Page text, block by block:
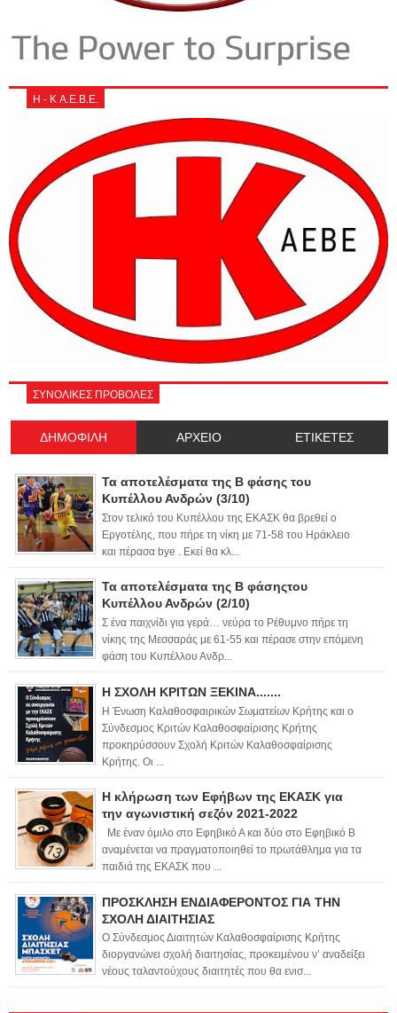
Η - Κ Α.Ε.Β.Ε.
ΣΥΝΟΛΙΚΕΣ ΠΡΟΒΟΛΕΣ
ΔΗΜΟΦΙΛΗ ΑΡΧΕΙΟ ΕΤΙΚΕΤΕΣ
Τα αποτελέσματα της Β φάσης του
Κυπέλλου Ανδρών (3/10)
Στον τελικό του Κυπέλλου της ΕΚΑΣΚ θα βρεθεί ο
Εργοτέλης, που πήρε τη νίκη με 71-58 του Ηράκλειο
και πέρασα bye . Εκεί θα κλ...
Τα αποτελέσματα της Β φάσηςτου
Κυπέλλου Ανδρών (2/10)
Σ ένα παιχνίδι για γερά… νεύρα το Ρέθυμνο πήρε τη
νίκης της Μεσσαράς με 61-55 και πέρασε στην επόμενη
φάση του Κυπέλλου Ανδρ...
Η ΣΧΟΛΗ ΚΡΙΤΩΝ ΞΕΚΙΝΑ.......
Η Ένωση Καλαθοσφαιρικών Σωματείων Κρήτης και ο
Σύνδεσμος Κριτών Καλαθοσφαίρισης Κρήτης
προκηρύσσουν Σχολή Κριτών Καλαθοσφαίρισης
Κρήτης. Οι ...
Η κλήρωση των Εφήβων της ΕΚΑΣΚ για
την αγωνιστική σεζόν 2021-2022
Με έναν όμιλο στο Εφηβικό Α και δύο στο Εφηβικό Β
αναμένεται να πραγματοποιηθεί το πρωτάθλημα για τα
παιδιά της ΕΚΑΣΚ που ...
ΠΡΟΣΚΛΗΣΗ ΕΝΔΙΑΦΕΡΟΝΤΟΣ ΓΙΑ ΤΗΝ
ΣΧΟΛΗ ΔΙΑΙΤΗΣΙΑΣ
Ο Σύνδεσμος Διαιτητών Καλαθοσφαίρισης Κρήτης
διοργανώνει σχολή διαιτησίας, προκειμένου ν’ αναδείξει
νέους ταλαντούχους διαιτητές που θα ενισ...